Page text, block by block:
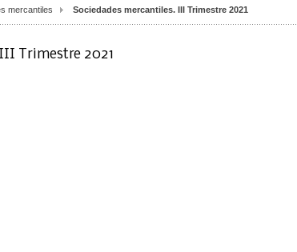
mercantiles Sociedades mercantiles. III Trimestre 2021
Trimestre 2021